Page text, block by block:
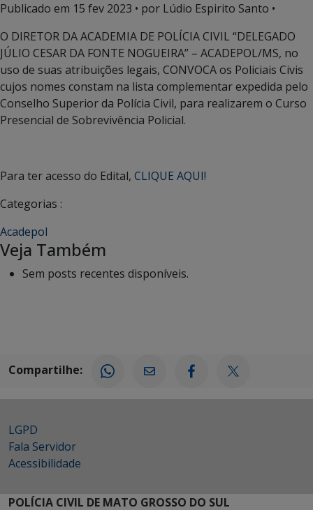
Publicado em 15 fev 2023 • por Lúdio Espirito Santo •
O DIRETOR DA ACADEMIA DE POLÍCIA CIVIL “DELEGADO
JÚLIO CESAR DA FONTE NOGUEIRA” – ACADEPOL/MS, no
uso de suas atribuições legais, CONVOCA os Policiais Civis
cujos nomes constam na lista complementar expedida pelo
Conselho Superior da Polícia Civil, para realizarem o Curso
Presencial de Sobrevivência Policial.
Para ter acesso do Edital, CLIQUE AQUI!
Categorias :
Acadepol
Veja Também
Sem posts recentes disponíveis.
Compartilhe:
LGPD
Fala Servidor
Acessibilidade
POLÍCIA CIVIL DE MATO GROSSO DO SUL